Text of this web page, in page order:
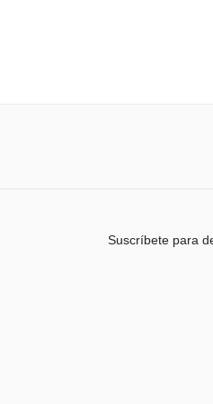
Suscríbete para